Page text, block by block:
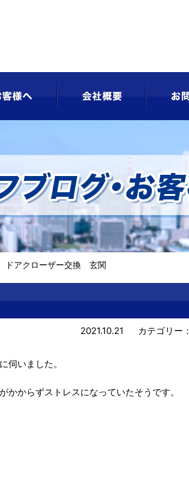
ドアクローザー交換 玄関
2021.10.21 カテゴリー：
伺いました。
からずストレスになっていたそうです。